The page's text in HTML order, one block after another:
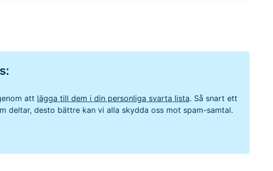
att lägga till dem i din personliga svarta lista. Så snart ett
deltar, desto bättre kan vi alla skydda oss mot spam-samtal.